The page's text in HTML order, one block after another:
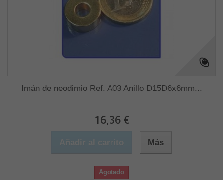
Imán de neodimio Ref. A03 Anillo D15D6x6mm...
16,36 €
Más
Agotado